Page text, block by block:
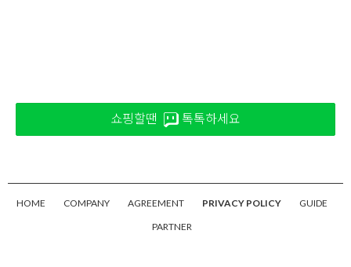
쇼핑할땐 톡톡하세요
HOME COMPANY AGREEMENT PRIVACY POLICY
GUIDE
PARTNER